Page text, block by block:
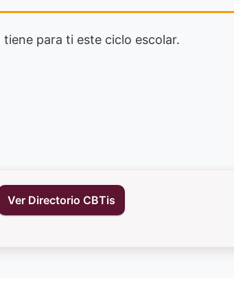
tiene para ti este ciclo escolar.
Ver Directorio CBTis